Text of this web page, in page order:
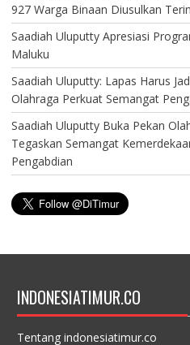
927 Warga Binaan Diusulkan
Saadiah Uluputty Apresiasi
Maluku
Saadiah Uluputty: Lapas Harus
Olahraga Perkuat Semangat
Saadiah Uluputty Buka Pekan
Tegaskan Semangat
Pengabdian
INDONESIATIMUR.CO
Tentang indonesiatimur.co